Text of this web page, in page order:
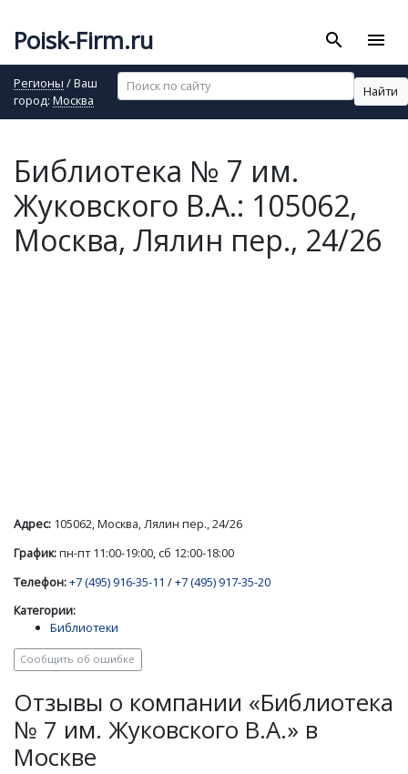
Poisk-Firm.ru search menu
Регионы / Ваш
город: Москва
Найти
Библиотека № 7 им.
Жуковского В.А.: 105062,
Москва, Лялин пер., 24/26
Адрес: 105062, Москва, Лялин пер., 24/26
График:пн-пт 11:00-19:00, сб 12:00-18:00
Телефон:+7 (495) 916-35-11 /+7 (495) 917-35-20
Категории:
Библиотеки
Сообщить об ошибке
Отзывы о компании «Библиотека
№ 7 им. Жуковского В.А.» в
Москве